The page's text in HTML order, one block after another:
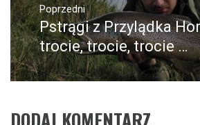
wpisuPoprzedni
Poprzedni
wpis:
Pstrągi z Przylądka
trocie, trocie, trocie …